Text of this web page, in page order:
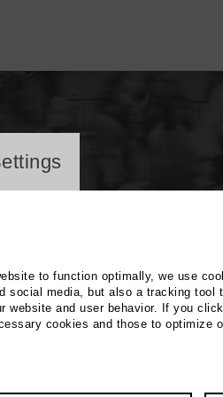
Lenz
to function optimally, we use
social media, but also a tracking tool
website and user behavior. If you
cookies and those to optimize